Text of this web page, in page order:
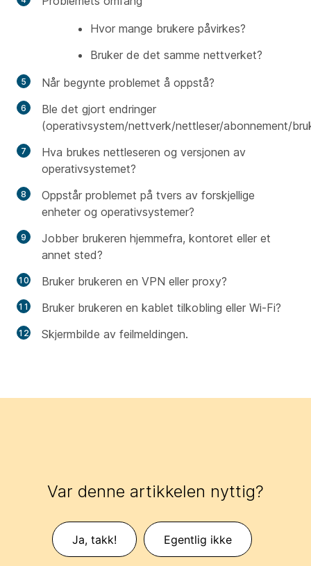
Hvor mange brukere påvirkes?
Bruker de det samme nettverket?
Når begynte problemet å oppstå?
Ble det gjort endringer
(operativsystem/nettverk/nettleser/abonnement/
Hva brukes nettleseren og versjonen av
operativsystemet?
Oppstår problemet på tvers av forskjellige
enheter og operativsystemer?
Jobber brukeren hjemmefra, kontoret eller et
annet sted?
Bruker brukeren en VPN eller proxy?
Bruker brukeren en kablet tilkobling eller Wi-Fi?
Skjermbilde av feilmeldingen.
Var denne artikkelen nyttig?
Ja, takk! Egentlig ikke